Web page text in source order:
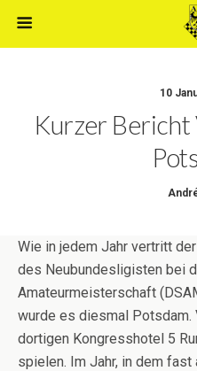
10
Kurzer Bericht
Wie in jedem Jahr vertritt
des Neubundesligisten bei
Amateurmeisterschaft
wurde es diesmal Potsdam.
dortigen Kongresshotel 5
spielen. Im Jahr, in dem